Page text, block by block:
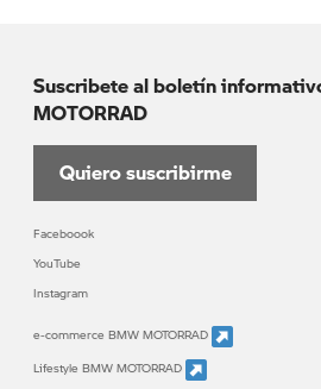
Suscribete al boletín
MOTORRAD
Quiero suscribirme
Faceboook
YouTube
Instagram
e-commerce BMW MOTORRAD
Lifestyle BMW MOTORRAD